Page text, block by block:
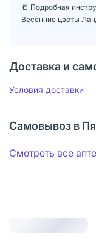
📒 Подробная
Весенние цветы
Доставка и
Условия доставки
Самовывоз в
Смотреть все